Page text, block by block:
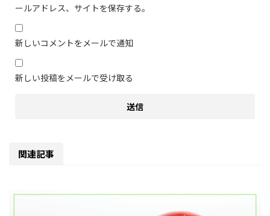
ールアドレス、サイトを保存する。
新しいコメントをメールで通知
新しい投稿をメールで受け取る
関連記事